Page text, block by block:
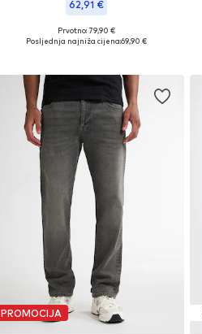
62,91 €
Dostupno u više veličina
Prvotno: 79,90 €
Posljednja najniža cijena:69,90 €
PROMOCIJA